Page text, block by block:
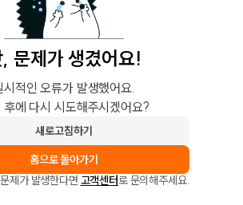
문제가 생겼어요!
시적인 오류가 발생했어요.
후에 다시 시도해주시겠어요?
새로고침하기
홈으로 돌아가기
제가 발생한다면 고객센터로 문의해주세요.